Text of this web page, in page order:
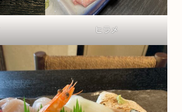
ヒラメ